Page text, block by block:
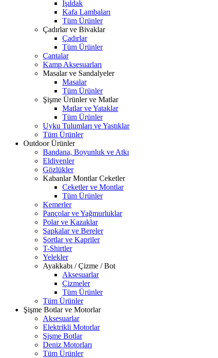
Işıldak
Kafa Lambaları
Tüm Ürünler
Çadırlar ve Bivaklar
Çadırlar
Tüm Ürünler
Çantalar
Kamp Aksesuarları
Masalar ve Sandalyeler
Masalar
Tüm Ürünler
Şişme Ürünler ve Matlar
Matlar ve Yataklar
Tüm Ürünler
Uyku Tulumları ve Yastıklar
Tüm Ürünler
Outdoor Ürünler
Bandana, Boyunluk ve Atkı
Eldivenler
Gözlükler
Kabanlar Montlar Ceketler
Ceketler ve Montlar
Tüm Ürünler
Kemerler
Pançolar ve Yağmurluklar
Polar ve Kazaklar
Şapkalar ve Bereler
Şortlar ve Kapriler
T-Shirtler
Yelekler
Ayakkabı / Çizme / Bot
Aksesuarlar
Çizmeler
Tüm Ürünler
Tüm Ürünler
Şişme Botlar ve Motorlar
Aksesuarlar
Elektrikli Motorlar
Şişme Botlar
Deniz Motorları
Tüm Ürünler